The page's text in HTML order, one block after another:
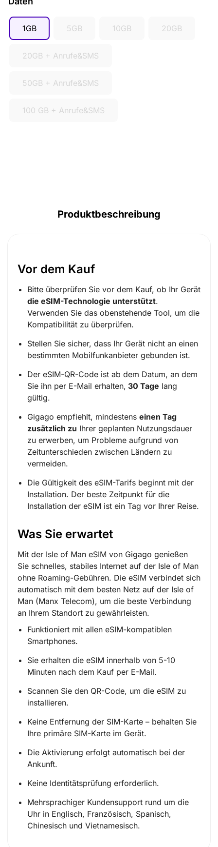
1GB 5GB 10GB 20GB
20GB + Anrufe&SMS
50GB + Anrufe&SMS
100 GB + Anrufe&SMS
Produktbeschreibung
Vor dem Kauf
Bitte überprüfen Sie vor dem Kauf, ob Ihr Gerät
die eSIM-Technologie unterstützt.
Verwenden Sie das obenstehende Tool, um die
Kompatibilität zu überprüfen.
Stellen Sie sicher, dass Ihr Gerät nicht an einen
bestimmten Mobilfunkanbieter gebunden ist.
Der eSIM-QR-Code ist ab dem Datum, an dem
Sie ihn per E-Mail erhalten, 30 Tage lang
gültig.
Gigago empfiehlt, mindestens einen Tag
zusätzlich zu Ihrer geplanten Nutzungsdauer
zu erwerben, um Probleme aufgrund von
Zeitunterschieden zwischen Ländern zu
vermeiden.
Die Gültigkeit des eSIM-Tarifs beginnt mit der
Installation. Der beste Zeitpunkt für die
Installation der eSIM ist ein Tag vor Ihrer Reise.
Was Sie erwartet
Mit der Isle of Man eSIM von Gigago genießen
Sie schnelles, stabiles Internet auf der Isle of Man
ohne Roaming-Gebühren. Die eSIM verbindet sich
automatisch mit dem besten Netz auf der Isle of
Man (Manx Telecom), um die beste Verbindung
an Ihrem Standort zu gewährleisten.
Funktioniert mit allen eSIM-kompatiblen
Smartphones.
Sie erhalten die eSIM innerhalb von 5-10
Minuten nach dem Kauf per E-Mail.
Scannen Sie den QR-Code, um die eSIM zu
installieren.
Keine Entfernung der SIM-Karte – behalten Sie
Ihre primäre SIM-Karte im Gerät.
Die Aktivierung erfolgt automatisch bei der
Ankunft.
Keine Identitätsprüfung erforderlich.
Mehrsprachiger Kundensupport rund um die
Uhr in Englisch, Französisch, Spanisch,
Chinesisch und Vietnamesisch.